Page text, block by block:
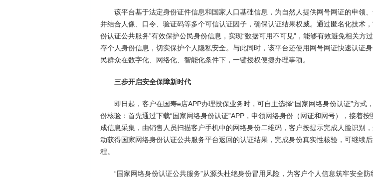
该平台基于法定身份证件信息和国家人口基础信息，为自然人提供网号网证的申领、
并结合人像、口令、验证码等多个可信认证因子，确保认证结果权威。通过匿名化技术
份认证公共服务”有效保护公民身份信息，实现“数据可用不可见”，能够有效避免相关方
存个人身份信息，切实保护个人隐私安全。与此同时，该平台还使用网号网证快速认证
民群众在数字化、网络化、智能化条件下，一键授权便捷办理事项。
三步开启安全保障新时代
即日起，客户在国寿e店APP办理投保业务时，可自主选择“国家网络身份认证”方式
份核验：首先通过下载“国家网络身份认证”APP，申领网络身份（网证和网号），接着按
成信息采集，由销售人员扫描客户手机中的网络身份二维码，客户按提示完成人脸识别
动获得国家网络身份认证公共服务平台返回的认证结果，完成身份真实性核验，可继续
程。
“国家网络身份认证公共服务”从源头杜绝身份冒用风险，为客户个人信息筑牢安全防